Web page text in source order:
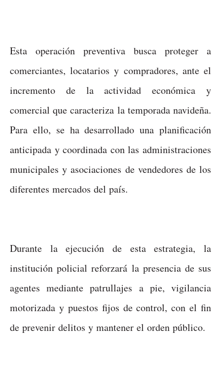
Esta operación preventiva busca proteger a
comerciantes, locatarios y compradores, ante el
incremento de la actividad económica y
comercial que caracteriza la temporada navideña.
Para ello, se ha desarrollado una planificación
anticipada y coordinada con las administraciones
municipales y asociaciones de vendedores de los
diferentes mercados del país.
Durante la ejecución de esta estrategia, la
institución policial reforzará la presencia de sus
agentes mediante patrullajes a pie, vigilancia
motorizada y puestos fijos de control, con el fin
de prevenir delitos y mantener el orden público.